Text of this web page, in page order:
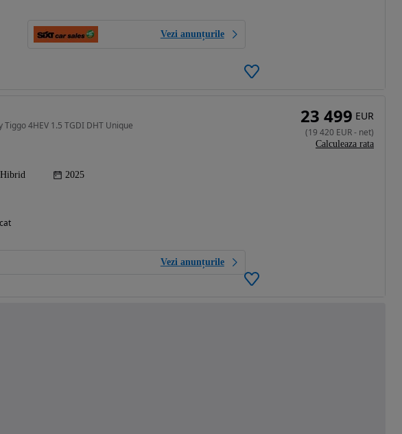
Vezi anunțurile
Tiggo 4HEV 1.5 TGDI DHT Unique
Hibrid 2025
Vezi anunțurile
23 499 EUR
(19 420 EUR- net)
Calculeaza rata